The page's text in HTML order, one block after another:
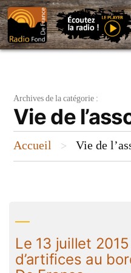
Aller
au
contenu
Archives de la catégorie :
Vie de
Accueil > Vie de
Le 13 juillet
d’artifices au